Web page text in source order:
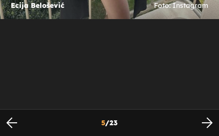
Ecija Belošević Foto: Instagram
5/23